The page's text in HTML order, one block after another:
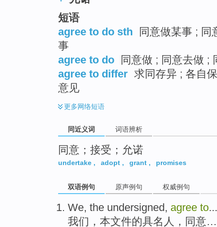
短语
agree to do sth
同意做某事 ; 同
事
agree to do
同意做 ; 同意去做 ;
agree to differ 求同存异 ; 各自
意见
更多网络短语
同近义词 词语辨析
同意；接受；允诺
undertake , adopt , grant , promises
双语例句 原声例句 权威例句
We, the undersigned, agree to...
我们 ， 本文件的具名人，同意…